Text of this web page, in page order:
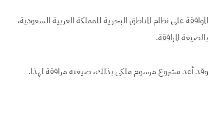
الموافقة على نظام المناطق البحرية للمملكة العربية السعودية،
بالصيغة المرافقة.
وقد أعد مشروع مرسوم ملكي بذلك، صيغته مرافقة لهذا.